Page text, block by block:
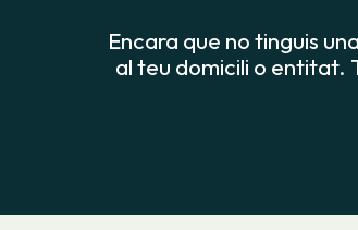
Encara que no tinguis
al teu domicili o entitat.